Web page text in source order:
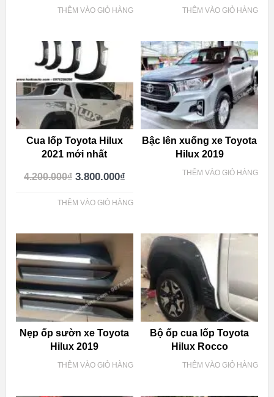
THÊM VÀO GIỎ HÀNG THÊM VÀO GIỎ HÀNG
Cua lốp Toyota Hilux
2021 mới nhất
4.200.000₫ 3.800.000₫
THÊM VÀO GIỎ HÀNG
Bậc lên xuống xe Toyota
Hilux 2019
THÊM VÀO GIỎ HÀNG
Nẹp ốp sườn xe Toyota
Hilux 2019
THÊM VÀO GIỎ HÀNG
Bộ ốp cua lốp Toyota
Hilux Rocco
THÊM VÀO GIỎ HÀNG